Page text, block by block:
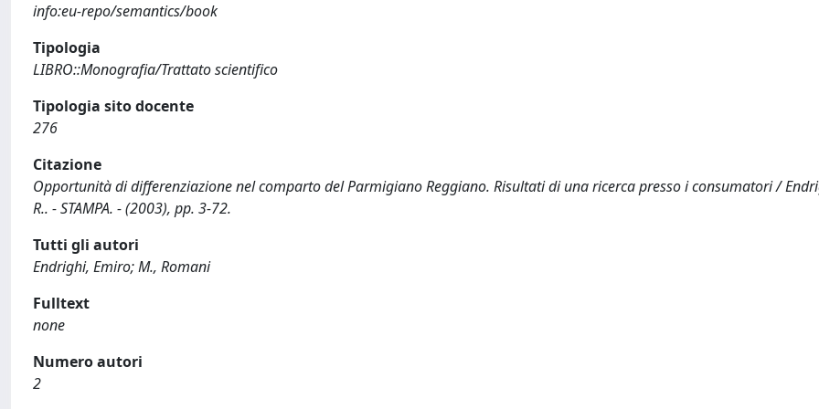
info:eu-repo/semantics/book
Tipologia
LIBRO::Monografia/Trattato scientifico
Tipologia sito docente
276
Citazione
Opportunità di differenziazione nel comparto del Parmigiano Reggiano. Risultati di una ricerca presso i consumatori /
R.. - STAMPA. - (2003), pp. 3-72.
Tutti gli autori
Endrighi, Emiro; M., Romani
Fulltext
none
Numero autori
2